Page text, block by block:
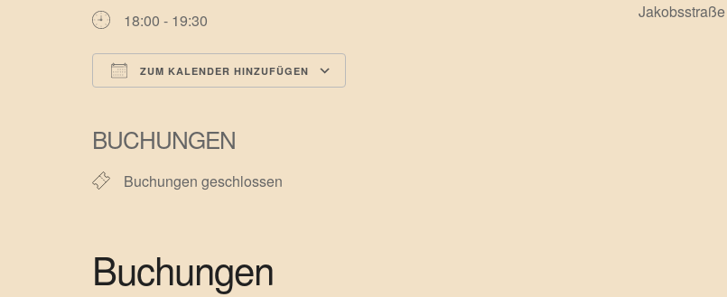
18:00 - 19:30
ZUM KALENDER HINZUFÜGEN
BUCHUNGEN
Buchungen geschlossen
Buchungen